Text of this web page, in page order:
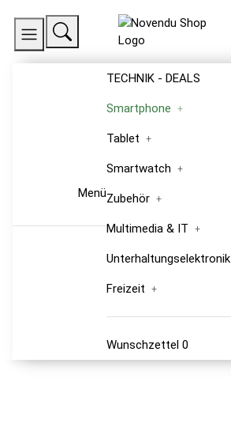
Menü
TECHNIK - DEALS
Smartphone
Tablet
Smartwatch
Zubehör
Multimedia & IT
Unterhaltungselektronik
Freizeit
Wunschzettel0